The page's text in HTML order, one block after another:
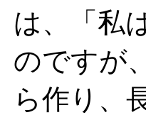
は、「私
のですが
ら作り、